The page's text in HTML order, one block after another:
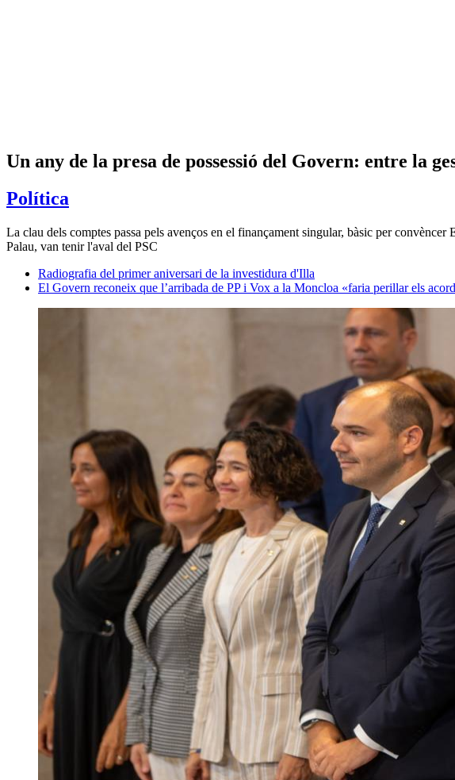
Un any de la presa de possessió del Govern: entre la
Política
La clau dels comptes passa pels avenços en el finançament singular, bàsic per
Palau, van tenir l'aval del PSC
Radiografia del primer aniversari de la investidura d'Illa
El Govern reconeix que l’arribada de PP i Vox a la Moncloa «faria perillar els